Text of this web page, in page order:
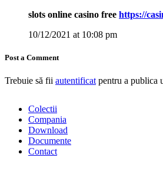
slots online casino free https://
10/12/2021 at 10:08 pm
Post a Comment
Trebuie să fii autentificat pentru a publica
Colectii
Compania
Download
Documente
Contact